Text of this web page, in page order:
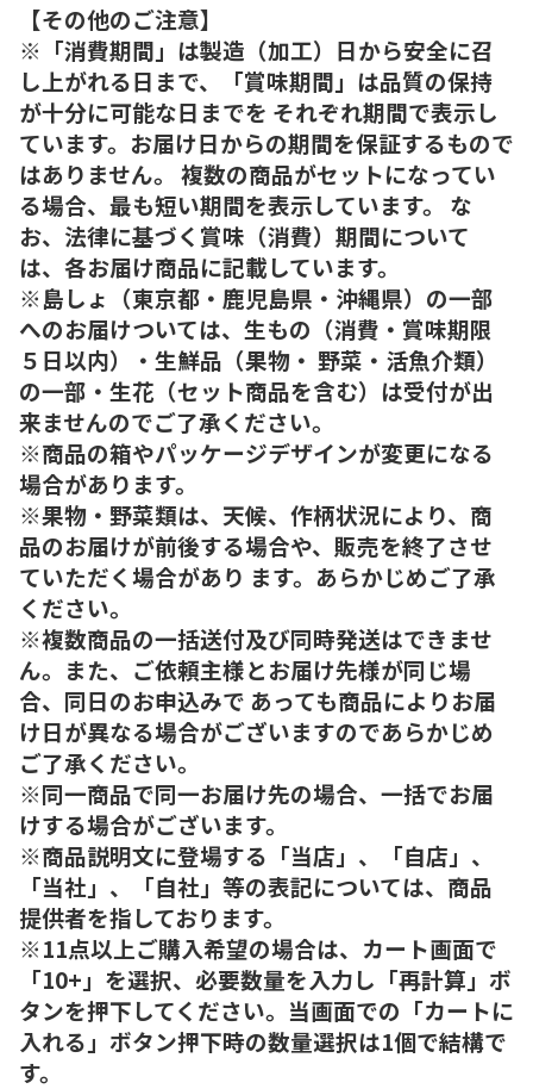
【その他のご注意】
※「消費期間」は製造（加工）日から安全に召
し上がれる日まで、「賞味期間」は品質の保持
が十分に可能な日までを それぞれ期間で表示し
ています。お届け日からの期間を保証するもので
はありません。 複数の商品がセットになってい
る場合、最も短い期間を表示しています。 な
お、法律に基づく賞味（消費）期間について
は、各お届け商品に記載しています。
※島しょ（東京都・鹿児島県・沖縄県）の一部
へのお届けついては、生もの（消費・賞味期限
５日以内）・生鮮品（果物・ 野菜・活魚介類）
の一部・生花（セット商品を含む）は受付が出
来ませんのでご了承ください。
※商品の箱やパッケージデザインが変更になる
場合があります。
※果物・野菜類は、天候、作柄状況により、商
品のお届けが前後する場合や、販売を終了させ
ていただく場合があり ます。あらかじめご了承
ください。
※複数商品の一括送付及び同時発送はできませ
ん。また、ご依頼主様とお届け先様が同じ場
合、同日のお申込みで あっても商品によりお届
け日が異なる場合がございますのであらかじめ
ご了承ください。
※同一商品で同一お届け先の場合、一括でお届
けする場合がございます。
※商品説明文に登場する「当店」、「自店」、
「当社」、「自社」等の表記については、商品
提供者を指しております。
※11点以上ご購入希望の場合は、カート画面で
「10+」を選択、必要数量を入力し「再計算」ボ
タンを押下してください。当画面での「カートに
入れる」ボタン押下時の数量選択は1個で結構で
す。